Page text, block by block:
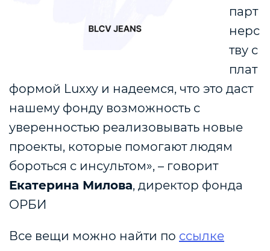
парт
нерс
тву с
плат
формой Luxxy и надеемся, что это даст
нашему фонду возможность с
уверенностью реализовывать новые
проекты, которые помогают людям
бороться с инсультом», – говорит
Екатерина Милова, директор фонда
ОРБИ
Все вещи можно найти по ссылке